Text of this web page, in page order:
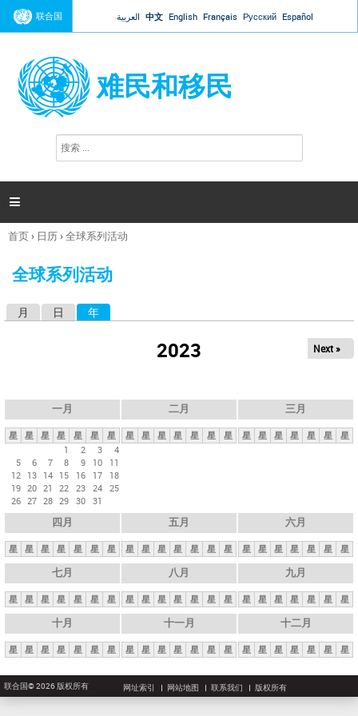
Jump to navigation
联合国 العربية 中文 English Français Русский Español
难民和移民
搜
索

你
这
首页› 日历›全球系列活动
全球系列活动
月 日 年
2023 Next »
一月
星 星 星 星 星 星
星
1
2 3
4
5
6 7 8 9 10
11
12 13 14 15 16 17
18
19 20 21 22 23 24 25
26 27 28 29 30 31
二月
星 星 星 星 星 星 星
三月
星 星 星 星 星 星 星
四月
星 星 星 星 星 星 星
五月
星 星 星 星 星 星 星
六月
星 星 星 星 星 星 星
七月
星 星 星 星 星 星 星
八月
星 星 星 星 星 星 星
九月
星 星 星 星 星 星 星
十月
星 星 星 星 星 星 星
十一月
星 星 星 星 星 星 星
十二月
星 星 星 星 星 星 星
联合国© 2026 版权所有 网址索引 网站地图 联系我们 版权所有